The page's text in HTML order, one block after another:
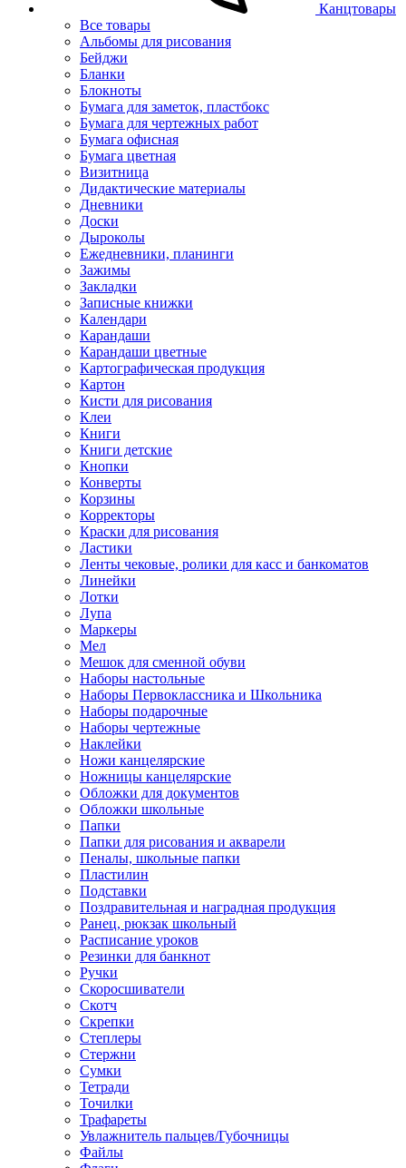
Канцтовары
Все товары
Альбомы для рисования
Бейджи
Бланки
Блокноты
Бумага для заметок, пластбокс
Бумага для чертежных работ
Бумага офисная
Бумага цветная
Визитница
Дидактические материалы
Дневники
Доски
Дыроколы
Ежедневники, планинги
Зажимы
Закладки
Записные книжки
Календари
Карандаши
Карандаши цветные
Картографическая продукция
Картон
Кисти для рисования
Клеи
Книги
Книги детские
Кнопки
Конверты
Корзины
Корректоры
Краски для рисования
Ластики
Ленты чековые, ролики для касс и банкоматов
Линейки
Лотки
Лупа
Маркеры
Мел
Мешок для сменной обуви
Наборы настольные
Наборы Первоклассника и Школьника
Наборы подарочные
Наборы чертежные
Наклейки
Ножи канцелярские
Ножницы канцелярские
Обложки для документов
Обложки школьные
Папки
Папки для рисования и акварели
Пеналы, школьные папки
Пластилин
Подставки
Поздравительная и наградная продукция
Ранец, рюкзак школьный
Расписание уроков
Резинки для банкнот
Ручки
Скоросшиватели
Скотч
Скрепки
Степлеры
Стержни
Сумки
Тетради
Точилки
Трафареты
Увлажнитель пальцев/Губочницы
Файлы